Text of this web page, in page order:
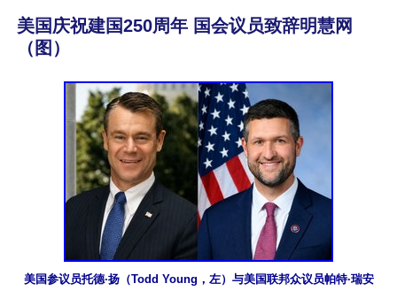
美国庆祝建国250周年 国会议员致辞明慧网
（图）
美国参议员托德·扬（Todd Young，左）与美国联邦众议员帕特·瑞安